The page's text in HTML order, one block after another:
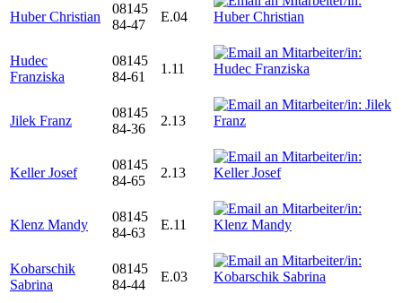
Huber Christian
08145
84-47
E.04
Hudec
Franziska
08145
84-61
1.11
Jilek Franz
08145
84-36
2.13
Keller Josef
08145
84-65
2.13
Klenz Mandy
08145
84-63
E.11
Kobarschik
Sabrina
08145
84-44
E.03